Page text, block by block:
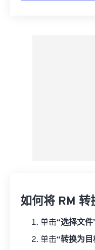
如何将 RM 转
单击“选择文件
单击“转换为目